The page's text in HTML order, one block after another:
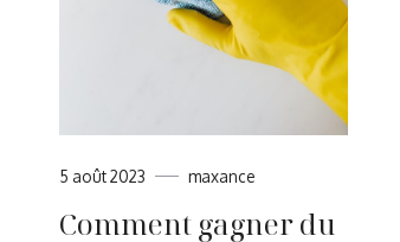
5 août 2023 maxance
Comment gagner du